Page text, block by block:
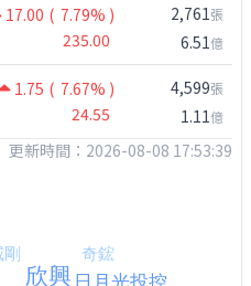
17.00 ( 7.79% )
235.00
2,761張
6.51億
1.75 ( 7.67% )
24.55
4,599張
1.11億
更新時間：2026-08-08 17:53:39